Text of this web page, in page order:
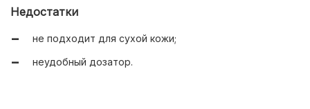
Недостатки
не подходит для сухой кожи;
неудобный дозатор.